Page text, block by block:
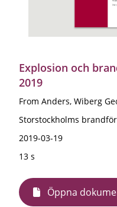
Explosion och
2019
From Anders, Wiberg
Storstockholms
2019-03-19
13 s
Öppna